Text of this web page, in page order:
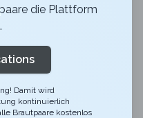
gesagt und
die Plattform
Damit wird
kontinuierlich
Brautpaare kostenlos